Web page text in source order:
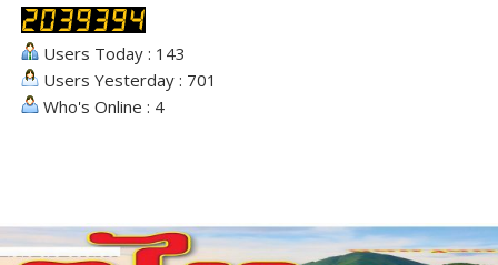
Users Today : 143
Users Yesterday : 701
Who's Online : 4